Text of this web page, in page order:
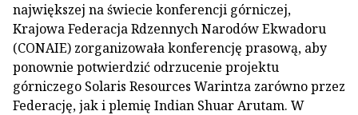
największej na świecie konferencji górniczej,
Krajowa Federacja Rdzennych Narodów Ekwadoru
(CONAIE) zorganizowała konferencję prasową, aby
ponownie potwierdzić odrzucenie projektu
górniczego Solaris Resources Warintza zarówno przez
Federację, jak i plemię Indian Shuar Arutam. W